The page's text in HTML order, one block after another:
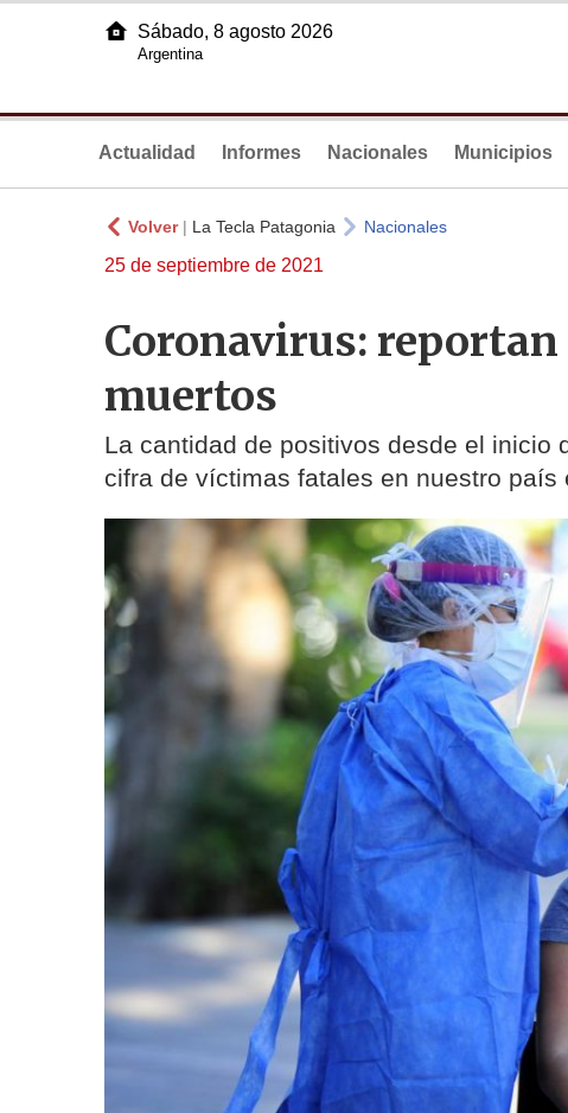
Sábado, 8 agosto 2026
Argentina
Actualidad Informes Nacionales Municipios
Volver| La Tecla Patagonia Nacionales
25 de septiembre de 2021
Coronavirus: reportan
muertos
La cantidad de positivos desde el inicio
cifra de víctimas fatales en nuestro país